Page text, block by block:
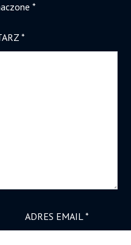
*
*
ADRES EMAIL*